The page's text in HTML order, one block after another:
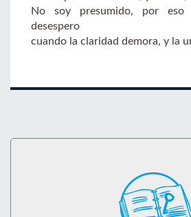
No soy presumido, por eso
desespero
cuando la claridad demora, y la